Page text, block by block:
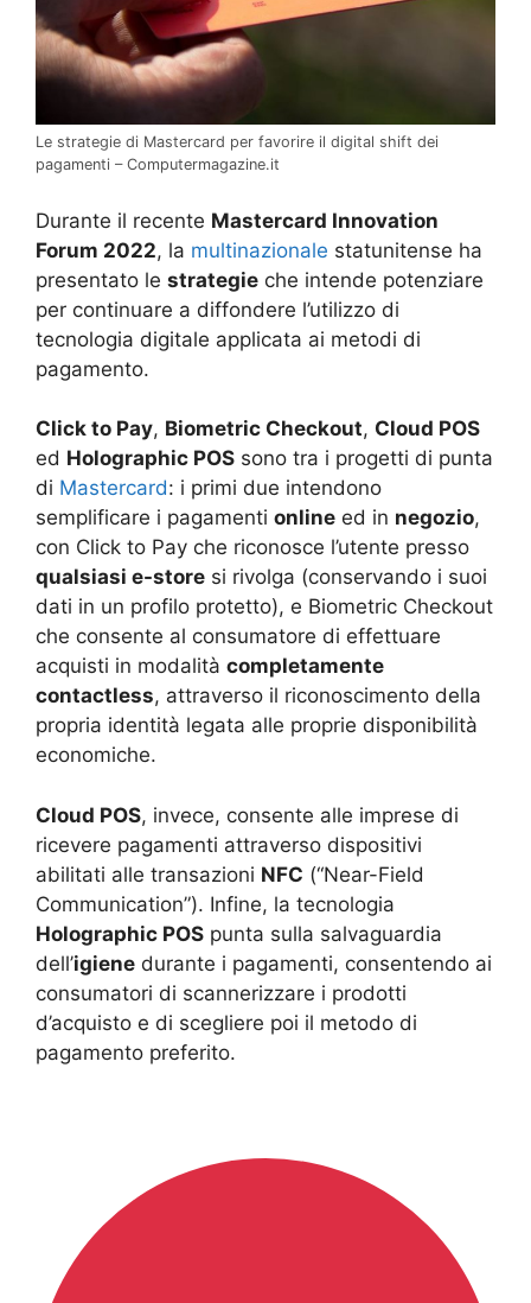
Le strategie di Mastercard per favorire il digital shift dei
pagamenti – Computermagazine.it
Durante il recente Mastercard Innovation
Forum 2022, la multinazionale statunitense ha
presentato le strategie che intende potenziare
per continuare a diffondere l’utilizzo di
tecnologia digitale applicata ai metodi di
pagamento.
Click to Pay, Biometric Checkout, Cloud POS
ed Holographic POS sono tra i progetti di punta
di Mastercard: i primi due intendono
semplificare i pagamenti online ed in negozio,
con Click to Pay che riconosce l’utente presso
qualsiasi e-store si rivolga (conservando i suoi
dati in un profilo protetto), e Biometric Checkout
che consente al consumatore di effettuare
acquisti in modalità completamente
contactless, attraverso il riconoscimento della
propria identità legata alle proprie disponibilità
economiche.
Cloud POS, invece, consente alle imprese di
ricevere pagamenti attraverso dispositivi
abilitati alle transazioni NFC (“Near-Field
Communication”). Infine, la tecnologia
Holographic POS punta sulla salvaguardia
dell’igiene durante i pagamenti, consentendo ai
consumatori di scannerizzare i prodotti
d’acquisto e di scegliere poi il metodo di
pagamento preferito.